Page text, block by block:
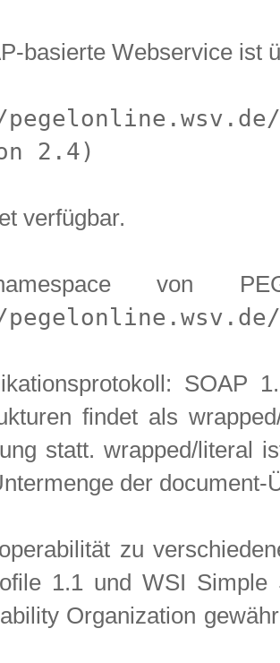
basierte Webservice ist
2.4)
verfügbar.
von
SOAP
findet als
statt. wrapped/literal
der
zu
1.1 und WSI
Organization